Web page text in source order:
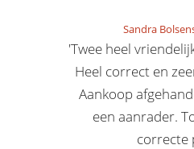
Sandra
'Twee heel
Heel correct en
Aankoop
een aanrader.
correcte